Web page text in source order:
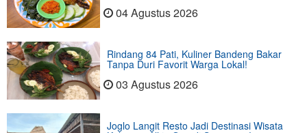
04 Agustus 2026
Rindang 84 Pati, Kuliner Bandeng Bakar
Tanpa Duri Favorit Warga Lokal!
03 Agustus 2026
Joglo Langit Resto Jadi Destinasi Wisata